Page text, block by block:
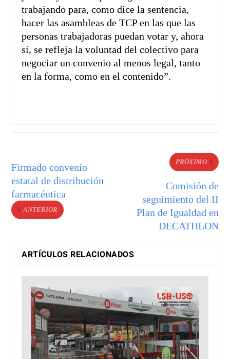
trabajando para, como dice la sentencia,
hacer las asambleas de TCP en las que las
personas trabajadoras puedan votar y, ahora
sí, se refleja la voluntad del colectivo para
negociar un convenio al menos legal, tanto
en la forma, como en el contenido”.
Firmado convenio
estatal de distribución
farmacéutica
ANTERIOR
PRÓXIMO
Comisión de
seguimiento del II
Plan de Igualdad en
DECATHLON
ARTÍCULOS RELACIONADOS